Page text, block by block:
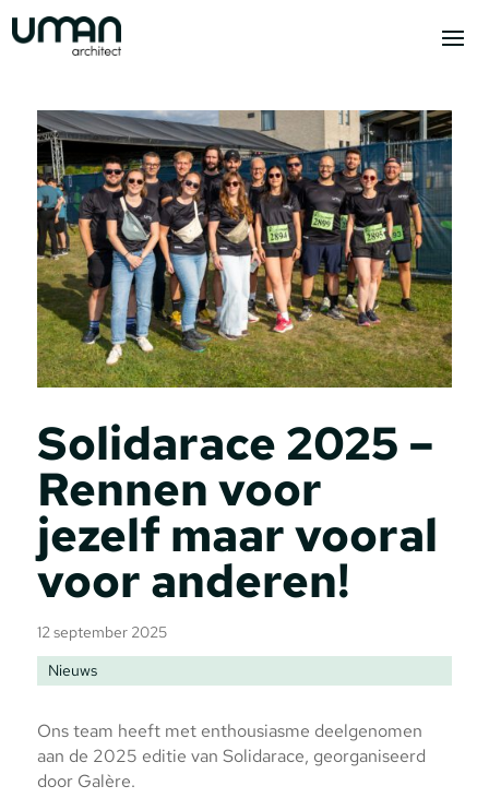
Solidarace 2025 –
Rennen voor
jezelf maar vooral
voor anderen!
12 september 2025
Nieuws
Ons team heeft met enthousiasme deelgenomen
aan de 2025 editie van Solidarace, georganiseerd
door Galère.